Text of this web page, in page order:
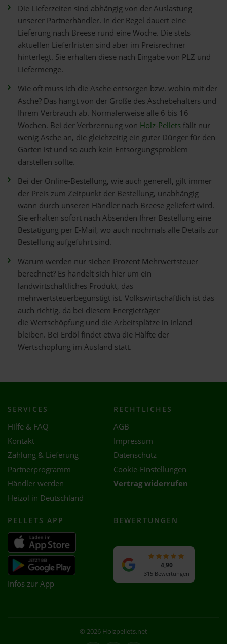
Die Lieferzeiten sind abhängig von der Auslastung
unserer Partnerhändler. In der Regel dauert eine
Lieferung nach Breese rund eine Woche. Die stets
aktuellen Lieferfristen sind aber im Preisrechner
hinterlegt. Sie erhalten diese nach Eingabe von PLZ und
Liefermenge.
Wie oft muss ich die Asche entsorgen bzw. wohin mit der
Asche? Das hängt von der Größe des Aschebehälters und
Ihrem Verbrauch ab. Normalerweise alle 6 bis 16
Wochen. Bei der Verbrennung von Holz-Pelletsfällt nur
wenig Asche an, die gleichzeitig ein guter Dünger für den
Garten ist und so auch kein Entsorgungsproblem
darstellen sollte.
Bei der Online-Bestellung, wie auch generell, gilt immer
der Preis zum Zeitpunkt der Bestellung, unabhängig
wann durch unseren Händler nach Breese geliefert wird.
Sie erhalten sofort nach Absenden Ihrer Bestellung eine
Bestätigung per E-Mail, wo auch nochmals alle Details zur
Bestellung aufgeführt sind.
Warum werden nur sieben Prozent Mehrwertsteuer
berechnet? Es handelt sich hier um ein
landwirtschaftliches Produkt, das
mehrwertsteuerbegünstigt ist. Volkswirtschaftlich ist das
auch richtig, da bei diesem Energieträger
die Wertschöpfung und die Arbeitsplätze in Inland
bleiben. Bei Erdöl findet etwa die Hälfte der
Wertschöpfung im Ausland statt.
SERVICES
Hilfe & FAQ
Kontakt
Zahlung & Lieferung
Partnerprogramm
Händler werden
Heizöl in Deutschland
RECHTLICHES
AGB
Impressum
Datenschutz
Cookie-Einstellungen
Vertrag widerrufen
PELLETS APP
Infos zur App
BEWERTUNGEN
4,90
315 Bewertungen
© 2026 Holzpellets.net